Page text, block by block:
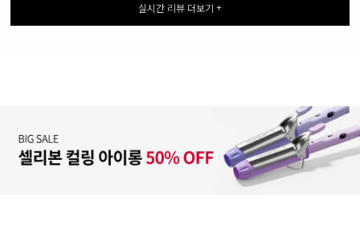
실시간 리뷰 더보기 +